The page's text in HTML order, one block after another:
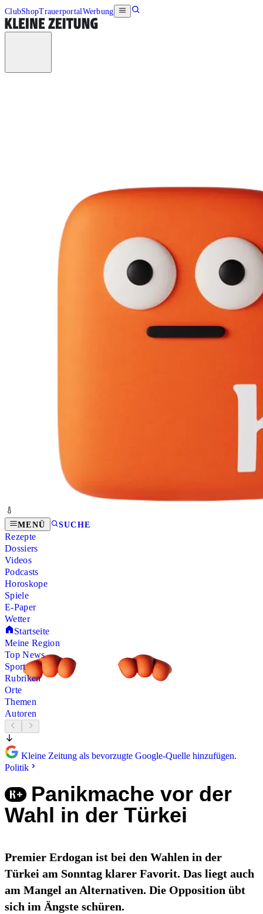
ClubShopTrauerportalWerbung
MENÜ SUCHE
Rezepte
Dossiers
Videos
Podcasts
Horoskope
Spiele
E-Paper
Wetter
Startseite
Meine Region
Top News
Sport
Rubriken
Orte
Themen
Autoren
Kleine Zeitung als bevorzugte Google-Quelle hinzufügen.
Politik
Panikmache vor der
Wahl in der Türkei
Premier Erdogan ist bei den Wahlen in der
Türkei am Sonntag klarer Favorit. Das liegt auch
am Mangel an Alternativen. Die Opposition übt
sich im Ängste schüren.